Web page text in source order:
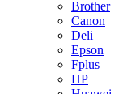
Brother
Canon
Deli
Epson
Fplus
HP